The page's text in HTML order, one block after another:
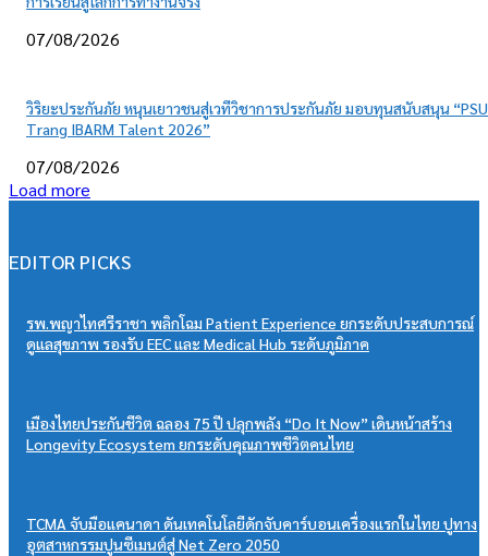
07/08/2026
วิริยะประกันภัย หนุนเยาวชนสู่เวทีวิชาการประกันภัย มอบทุนสนับสนุน “PSU
Trang IBARM Talent 2026”
07/08/2026
Load more
EDITOR PICKS
รพ.พญาไทศรีราชา พลิกโฉม Patient Experience ยกระดับประสบการณ์
ดูแลสุขภาพ รองรับ EEC และ Medical Hub ระดับภูมิภาค
เมืองไทยประกันชีวิต ฉลอง 75 ปี ปลุกพลัง “Do It Now” เดินหน้าสร้าง
Longevity Ecosystem ยกระดับคุณภาพชีวิตคนไทย
TCMA จับมือแคนาดา ดันเทคโนโลยีดักจับคาร์บอนเครื่องแรกในไทย ปูทาง
อุตสาหกรรมปูนซีเมนต์สู่ Net Zero 2050